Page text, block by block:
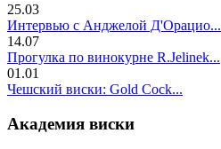
25.03
Интервью с Анджелой Д'Орацио...
14.07
Прогулка по винокурне R.Jelinek...
01.01
Чешский виски: Gold Cock...
Академия виски